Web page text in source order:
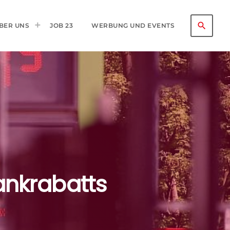
UNS JOB 23 WERBUNG UND EVENTS search